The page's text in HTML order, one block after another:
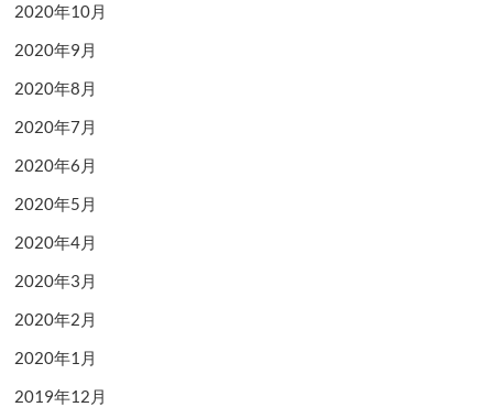
2020年10月
2020年9月
2020年8月
2020年7月
2020年6月
2020年5月
2020年4月
2020年3月
2020年2月
2020年1月
2019年12月